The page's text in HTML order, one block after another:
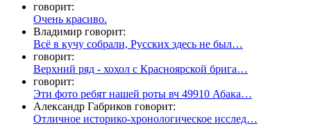
говорит:
Очень красиво.
Владимир говорит:
Всё в кучу собрали, Русских здесь не был…
говорит:
Верхний ряд - хохол с Красноярской брига…
говорит:
Эти фото ребят нашей роты вч 49910 Абака…
Александр Габриков говорит:
Отличное историко-хронологическое исслед…